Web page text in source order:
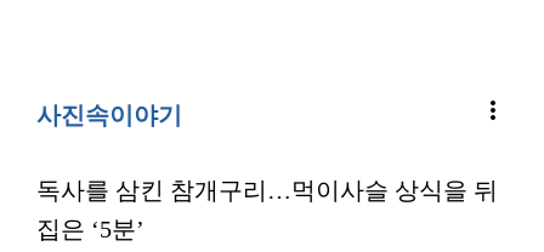
사진속이야기 more_vert
독사를 삼킨 참개구리…먹이사슬 상식을 뒤
집은 ‘5분’